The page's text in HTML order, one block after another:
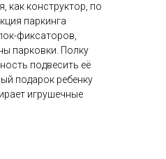
как конструктор, по
паркинга
фиксаторов,
парковки. Полку
подвесить её
подарок ребенку
игрушечные